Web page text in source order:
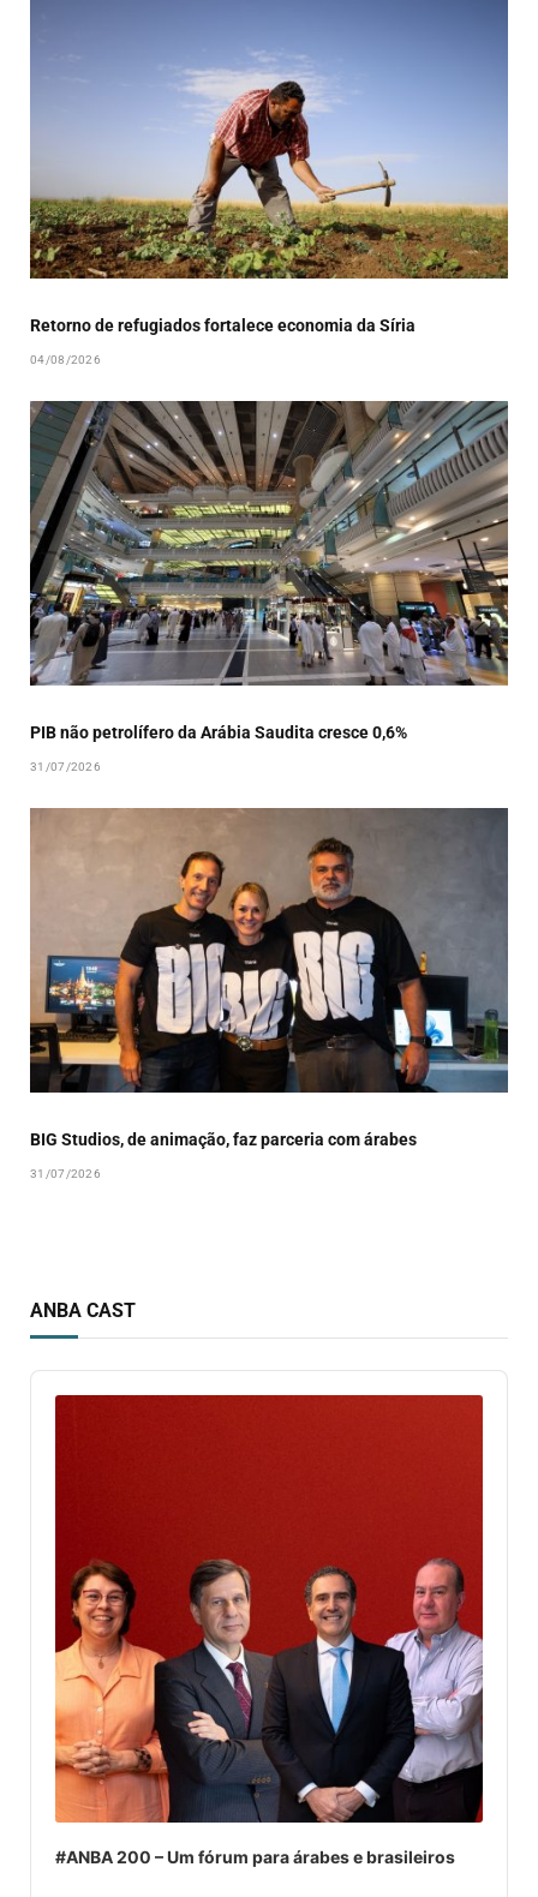
Retorno de refugiados fortalece economia da Síria
04/08/2026
PIB não petrolífero da Arábia Saudita cresce 0,6%
31/07/2026
BIG Studios, de animação, faz parceria com árabes
31/07/2026
ANBA CAST
Audio
Player
#ANBA 200 – Um fórum para árabes e brasileiros